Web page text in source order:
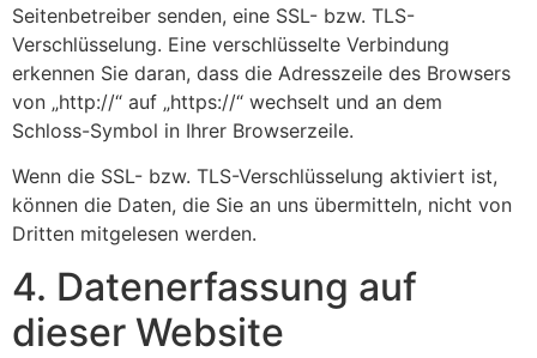
Seitenbetreiber senden, eine SSL- bzw. TLS-
Verschlüsselung. Eine verschlüsselte Verbindung
erkennen Sie daran, dass die Adresszeile des Browsers
von „http://“ auf „https://“ wechselt und an dem
Schloss-Symbol in Ihrer Browserzeile.
Wenn die SSL- bzw. TLS-Verschlüsselung aktiviert ist,
können die Daten, die Sie an uns übermitteln, nicht von
Dritten mitgelesen werden.
4. Datenerfassung auf
dieser Website